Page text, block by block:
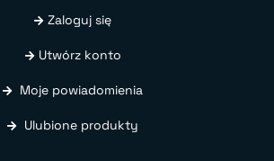
Zaloguj się
Utwórz konto
Moje powiadomienia
Ulubione produkty